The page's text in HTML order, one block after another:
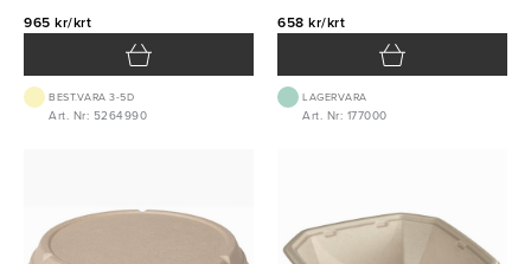
965 kr/krt
BEST.VARA 3-5D
Art. Nr: 5264990
658 kr/krt
LAGERVARA
Art. Nr: 177000